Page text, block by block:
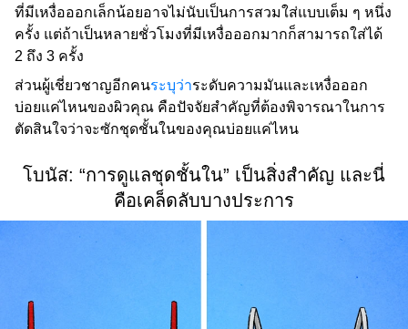
ที่มีเหงื่อออกเล็กน้อยอาจไม่นับเป็นการสวมใส่แบบเต็ม ๆ หนึ่ง
ครั้ง แต่ถ้าเป็นหลายชั่วโมงที่มีเหงื่อออกมากก็สามารถใส่ได้
2 ถึง 3 ครั้ง
ส่วนผู้เชี่ยวชาญอีกคนระบุว่าระดับความมันและเหงื่อออก
บ่อยแค่ไหนของผิวคุณ คือปัจจัยสำคัญที่ต้องพิจารณาในการ
ตัดสินใจว่าจะซักชุดชั้นในของคุณบ่อยแค่ไหน
โบนัส: “การดูแลชุดชั้นใน” เป็นสิ่งสำคัญ และนี่
คือเคล็ดลับบางประการ